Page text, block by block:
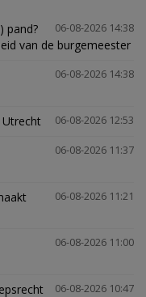
06-08-2026 14:38
pand?
van de burgemeester
06-08-2026 14:38
06-08-2026 12:53
06-08-2026 11:37
06-08-2026 11:21
06-08-2026 11:00
06-08-2026 10:47